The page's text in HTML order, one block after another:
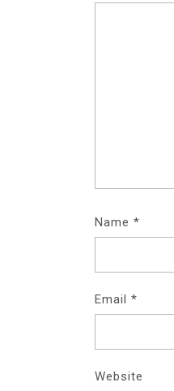
Name *
Email *
Website